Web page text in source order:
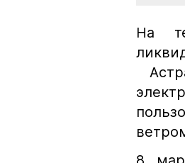
На